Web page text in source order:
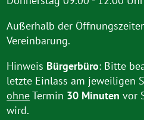
Außerhalb der
Vereinbarung.
Hinweis Bürgerbüro: Bitte
letzte Einlass am jeweiligen
ohneTermin 30 Minuten vor
wird.